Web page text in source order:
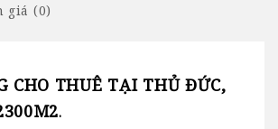
giá (0)
CHO THUÊ TẠI THỦ ĐỨC,
.